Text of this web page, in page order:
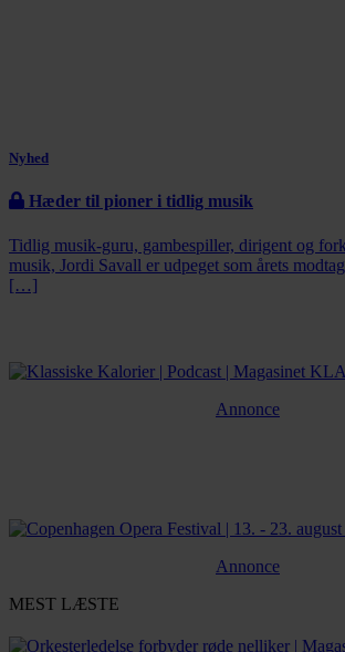
Nyhed
Hæder til pioner i tidlig musik
Tidlig musik-guru, gambespiller, dirigent og
musik, Jordi Savall er udpeget som årets
[…]
Annonce
Annonce
MEST LÆSTE